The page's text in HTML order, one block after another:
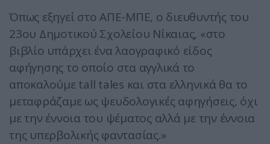
Όπως εξηγεί στο ΑΠΕ-ΜΠΕ, ο διευθυντής του
23ου Δημοτικού Σχολείου Νίκαιας, «στο
βιβλίο υπάρχει ένα λαογραφικό είδος
αφήγησης το οποίο στα αγγλικά το
αποκαλούμε tall tales και στα ελληνικά θα το
μεταφράζαμε ως ψευδολογικές αφηγήσεις, όχι
με την έννοια του ψέματος αλλά με την έννοια
της υπερβολικής φαντασίας.»